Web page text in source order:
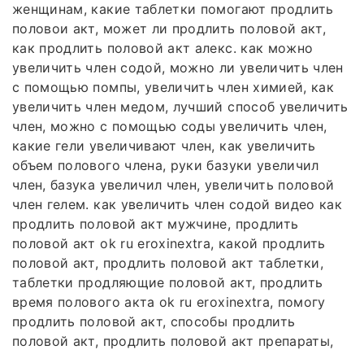
женщинам, какие таблетки помогают продлить
половои акт, может ли продлить половой акт,
как продлить половой акт алекс. как можно
увеличить член содой, можно ли увеличить член
с помощью помпы, увеличить член химией, как
увеличить член медом, лучший способ увеличить
член, можно с помощью соды увеличить член,
какие гели увеличивают член, как увеличить
объем полового члена, руки базуки увеличил
член, базука увеличил член, увеличить половой
член гелем. как увеличить член содой видео как
продлить половой акт мужчине, продлить
половой акт ok ru eroxinextra, какой продлить
половой акт, продлить половой акт таблетки,
таблетки продляющие половой акт, продлить
время полового акта ok ru eroxinextra, помогу
продлить половой акт, способы продлить
половой акт, продлить половой акт препараты,